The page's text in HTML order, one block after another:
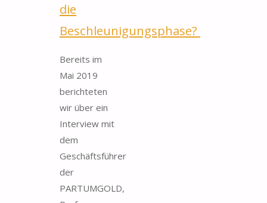
die
Beschleunigungsphase?
Bereits im
Mai 2019
berichteten
wir über ein
Interview mit
dem
Geschäftsführer
der
PARTUMGOLD,